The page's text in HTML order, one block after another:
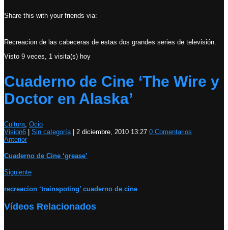
Share this with your friends via:
Recreacion de las cabeceras de estas dos grandes series de televisión.
Visto 9 veces, 1 visita(s) hoy
Cuaderno de Cine ‘The Wire y
Doctor en Alaska’
Cultura Ocio
Vision6
Sin categoría 2 diciembre, 2010 13:27 0 Comentarios
Anterior
Cuaderno de Cine ‘grease’
Siguiente
recreacion ‘trainspoting’ cuaderno de cine
Vídeos Relacionados